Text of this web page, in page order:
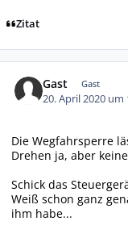
Zitat
Gast Gast
20. April 2020 um
Die Wegfahrsperre
Drehen ja, aber
Schick das
Weiß schon ganz
ihm habe...